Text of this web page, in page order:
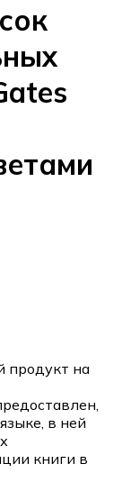
продукт на
в ней
книги в